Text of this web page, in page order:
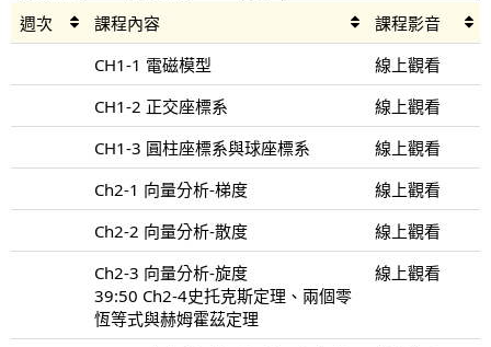
週次 課程內容
課程影音
CH1-1 電磁模型
線上觀看
CH1-2 正交座標系
線上觀看
CH1-3 圓柱座標系與球座標系
線上觀看
Ch2-1 向量分析-梯度
線上觀看
Ch2-2 向量分析-散度
線上觀看
Ch2-3 向量分析-旋度
39:50 Ch2-4史托克斯定理、兩個零
恆等式與赫姆霍茲定理
線上觀看